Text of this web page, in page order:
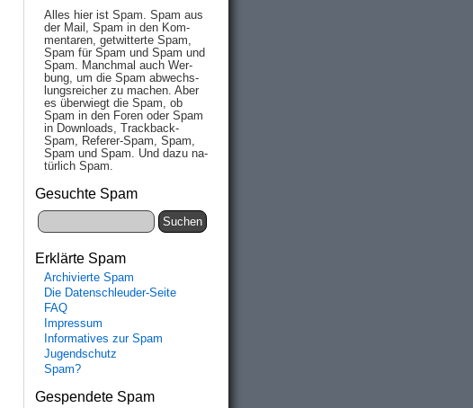
Alles hier ist Spam. Spam aus
der Mail, Spam in den Kom­
men­taren, ge­twit­ter­te Spam,
Spam für Spam und Spam und
Spam. Manch­mal auch Wer­
bung, um die Spam ab­wechs­
lungs­reich­er zu mach­en. Aber
es über­wiegt die Spam, ob
Spam in den Fo­ren oder Spam
in Down­loads, Track­back-
Spam, Re­fe­rer-Spam, Spam,
Spam und Spam. Und da­zu na­
tür­lich Spam.
Gesuchte Spam
Erklärte Spam
Archivierte Spam
Die Datenschleuder-Seite
FAQ
Impressum
Informatives zur Spam
Jugendschutz
Spam?
Gespendete Spam